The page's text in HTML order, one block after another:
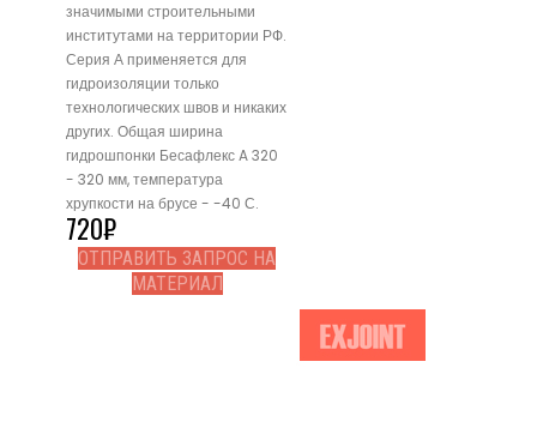
значимыми строительными
институтами на территории РФ.
Серия А применяется для
гидроизоляции только
технологических швов и никаких
других. Общая ширина
гидрошпонки Бесафлекс A 320
- 320 мм, температура
хрупкости на брусе - -40 С.
720₽
ОТПРАВИТЬ ЗАПРОС НА
МАТЕРИАЛ